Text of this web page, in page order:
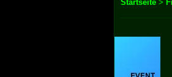
Startseite >